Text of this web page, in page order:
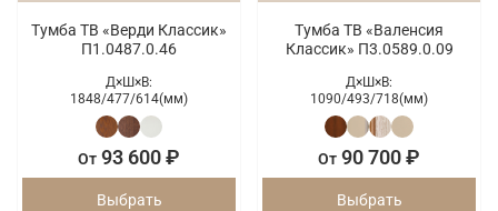
Тумба ТВ «Верди Классик»
П1.0487.0.46
Д×Ш×В:
1848/477/614(мм)
От 93 600 ₽
Выбрать
Тумба ТВ «Валенсия
Классик» П3.0589.0.09
Д×Ш×В:
1090/493/718(мм)
От 90 700 ₽
Выбрать